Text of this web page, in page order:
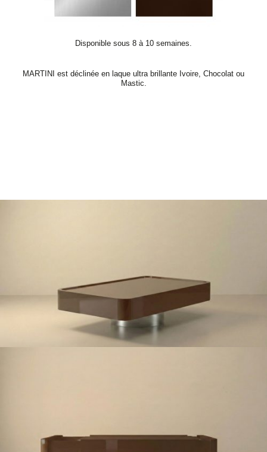
Disponible sous 8 à 10 semaines.
MARTINI est déclinée en laque ultra brillante Ivoire, Chocolat ou
Mastic.